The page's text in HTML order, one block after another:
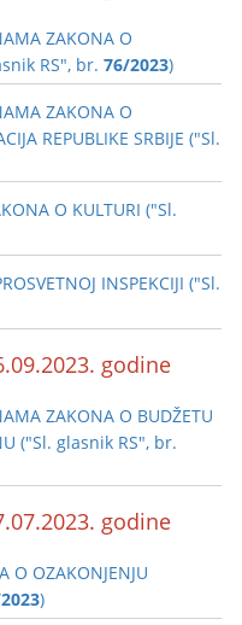
ZAKONA O
RS", br.76/2023)
ZAKONA O
REPUBLIKE SRBIJE ("Sl.
O KULTURI ("Sl.
INSPEKCIJI ("Sl.
godine
ZAKONA O BUDŽETU
("Sl. glasnik RS", br.
godine
O OZAKONJENJU
)